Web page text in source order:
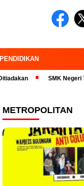
PENDIDIKAN
SMK Negeri 73
METROPOLITAN